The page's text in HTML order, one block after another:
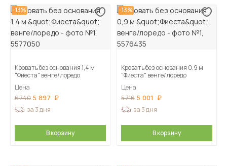
-13%
Кровать без основания 1,4 м
"Фиеста" венге/лоредо
Цена
6 740 5 897
за 3 дня
В корзину
-13%
Кровать без основания 0,9 м
"Фиеста" венге/лоредо
Цена
5 716 5 001
за 3 дня
В корзину